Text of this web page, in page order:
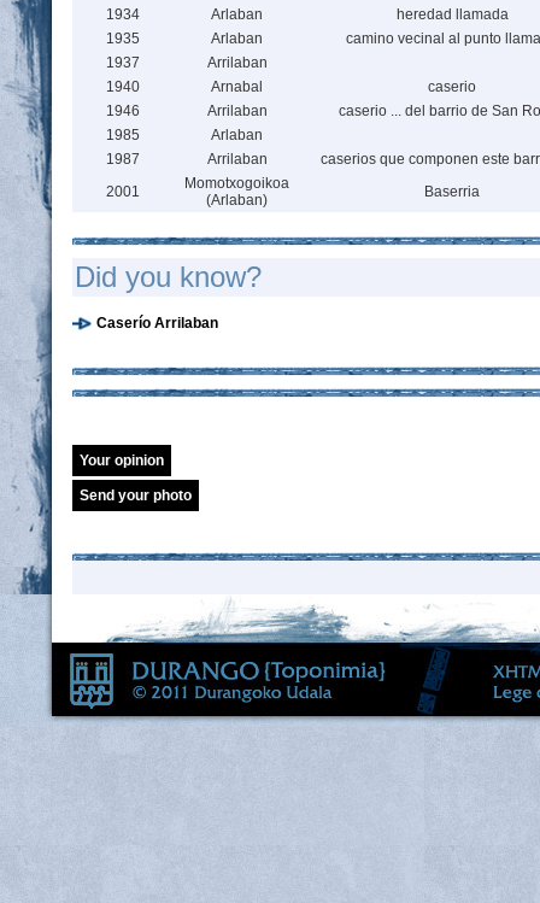
1934
Arlaban
heredad llamada
1935
Arlaban
camino vecinal al punto
1937
Arrilaban
1940
Arnabal
caserio
1946
Arrilaban
caserio ... del barrio de San
1985
Arlaban
1987
Arrilaban
caserios que componen este
2001
Momotxogoikoa
(Arlaban)
Baserria
Did you know?
Caserío Arrilaban
Your opinion
Send your photo